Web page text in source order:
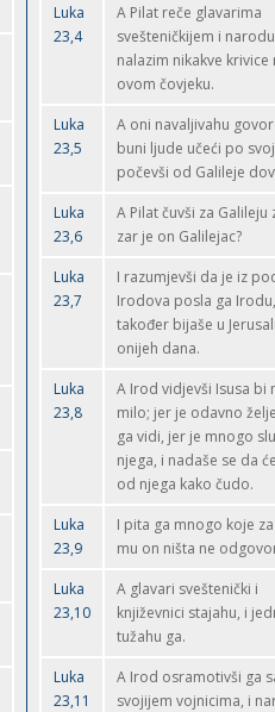
Luka
23,4
A Pilat reče glavarima
svešteničkijem i
nalazim nikakve krivice
ovom čovjeku.
Luka
23,5
A oni navaljivahu
buni ljude učeći po
počevši od Galileje
Luka
23,6
A Pilat čuvši za Galileju
zar je on Galilejac?
Luka
23,7
I razumjevši da je iz
Irodova posla ga
također bijaše u
onijeh dana.
Luka
23,8
A Irod vidjevši Isusa bi
milo; jer je odavno
ga vidi, jer je mnogo
njega, i nadaše se da
od njega kako čudo.
Luka
23,9
I pita ga mnogo koje
mu on ništa ne
Luka
23,10
A glavari sveštenički i
književnici stajahu, i
tužahu ga.
Luka
23,11
A Irod osramotivši ga
svojijem vojnicima, i